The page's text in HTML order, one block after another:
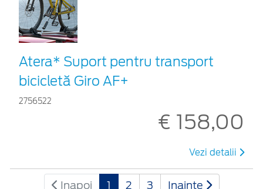
Atera* Suport pentru transport
bicicletă Giro AF+
2756522
€ 158,00
Vezi detalii
Inapoi 1 2 3 Inainte